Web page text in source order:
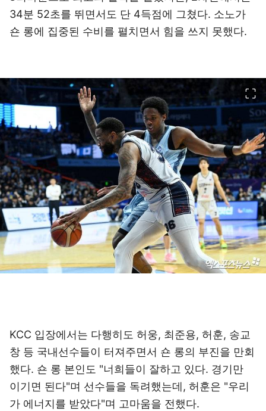
34분 52초를 뛰면서도 단 4득점에 그쳤다. 소노가
숀 롱에 집중된 수비를 펼치면서 힘을 쓰지 못했다.
KCC 입장에서는 다행히도 허웅, 최준용, 허훈, 송교
창 등 국내선수들이 터져주면서 숀 롱의 부진을 만회
했다. 숀 롱 본인도 "너희들이 잘하고 있다. 경기만
이기면 된다"며 선수들을 독려했는데, 허훈은 "우리
가 에너지를 받았다"며 고마움을 전했다.